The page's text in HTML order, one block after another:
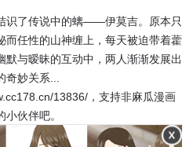
识了传说中的螭——伊莫吉。原本只
而任性的山神缠上，每天被迫带着藿
与暧昧的互动中，两人渐渐发展出
奇妙关系...
13836/，支持非麻瓜漫画
伙伴吧。